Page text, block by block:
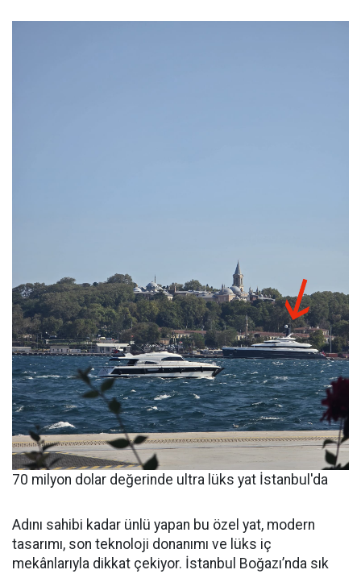
70 milyon dolar değerinde ultra lüks yat İstanbul'da
Adını sahibi kadar ünlü yapan bu özel yat, modern
tasarımı, son teknoloji donanımı ve lüks iç
mekânlarıyla dikkat çekiyor. İstanbul Boğazı’nda sık